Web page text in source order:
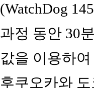
(WatchDog
과정 동안 30
값을 이용하여
후쿠오카와